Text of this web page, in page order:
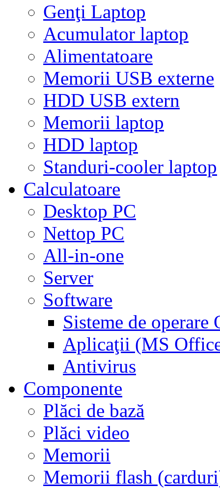
Genţi Laptop
Acumulator laptop
Alimentatoare
Memorii USB externe
HDD USB extern
Memorii laptop
HDD laptop
Standuri-cooler laptop
Calculatoare
Desktop PC
Nettop PC
All-in-one
Server
Software
Sisteme de operare
Aplicaţii (MS
Antivirus
Componente
Plăci de bază
Plăci video
Memorii
Memorii flash